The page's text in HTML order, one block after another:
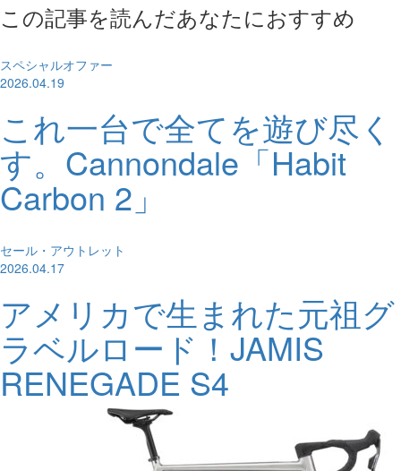
この記事を読んだあなたにおすすめ
スペシャルオファー
2026.04.19
これ一台で全てを遊び尽く
す。Cannondale「Habit
Carbon 2」
セール・アウトレット
2026.04.17
アメリカで生まれた元祖グ
ラベルロード！JAMIS
RENEGADE S4